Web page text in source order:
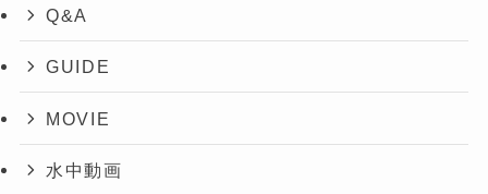
Q&A
GUIDE
MOVIE
水中動画